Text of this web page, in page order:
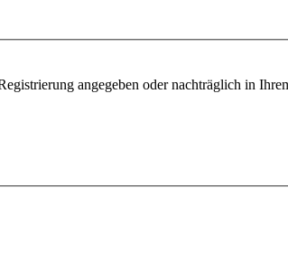
angegeben oder nachträglich in